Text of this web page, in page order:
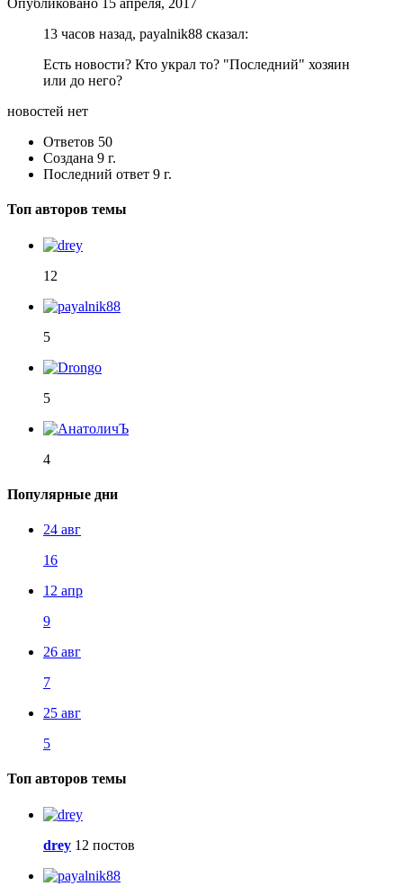
Опубликовано
15 апреля, 2017
13 часов назад, payalnik88 сказал:
Есть новости? Кто украл то? "Последний" хозяин
или до него?
новостей нет
Ответов 50
Создана 9 г.
Последний ответ 9 г.
Топ авторов темы
12
5
5
4
Популярные дни
24 авг
16
12 апр
9
26 авг
7
25 авг
5
Топ авторов темы
drey 12 постов